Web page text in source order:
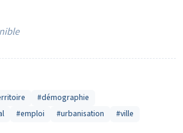
#démographie
#emploi #urbanisation #ville